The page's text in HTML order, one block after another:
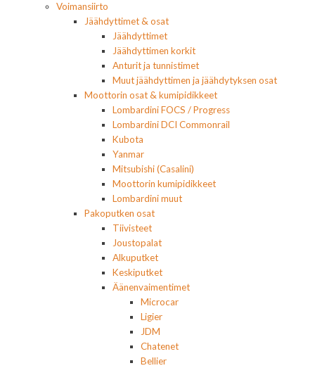
Voimansiirto
Jäähdyttimet & osat
Jäähdyttimet
Jäähdyttimen korkit
Anturit ja tunnistimet
Muut jäähdyttimen ja jäähdytyksen osat
Moottorin osat & kumipidikkeet
Lombardini FOCS / Progress
Lombardini DCI Commonrail
Kubota
Yanmar
Mitsubishi (Casalini)
Moottorin kumipidikkeet
Lombardini muut
Pakoputken osat
Tiivisteet
Joustopalat
Alkuputket
Keskiputket
Äänenvaimentimet
Microcar
Ligier
JDM
Chatenet
Bellier